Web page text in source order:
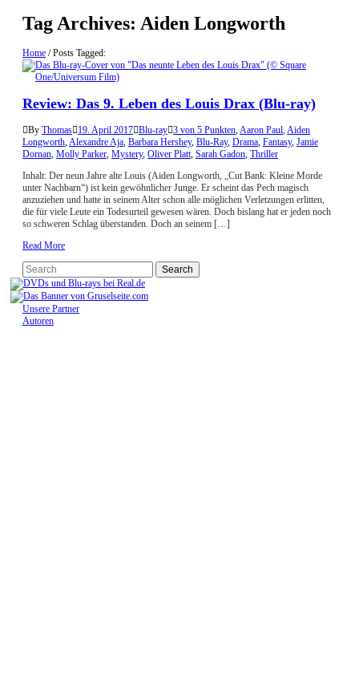
Tag Archives: Aiden Longworth
Home /Posts Tagged:
Review: Das 9. Leben des Louis Drax (Blu-ray)
By Thomas 19. April 2017 Blu-ray 3 von 5 Punkten,Aaron Paul,Aiden
Longworth,Alexandre Aja, Barbara Hershey, Blu-Ray, Drama, Fantasy, Jamie
Dornan, Molly Parker, Mystery, Oliver Platt, Sarah Gadon, Thriller
Inhalt: Der neun Jahre alte Louis (Aiden Longworth, „Cut Bank: Kleine Morde
unter Nachbarn“) ist kein gewöhnlicher Junge. Er scheint das Pech magisch
anzuziehen und hatte in seinem Alter schon alle möglichen Verletzungen erlitten,
die für viele Leute ein Todesurteil gewesen wären. Doch bislang hat er jeden noch
so schweren Schlag überstanden. Doch an seinem […]
Read More
Unsere Partner
Autoren